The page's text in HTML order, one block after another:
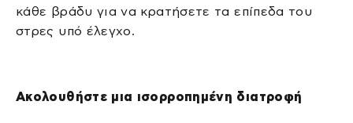
κάθε βράδυ για να κρατήσετε τα επίπεδα του
στρες υπό έλεγχο.
Ακολουθήστε μια ισορροπημένη διατροφή